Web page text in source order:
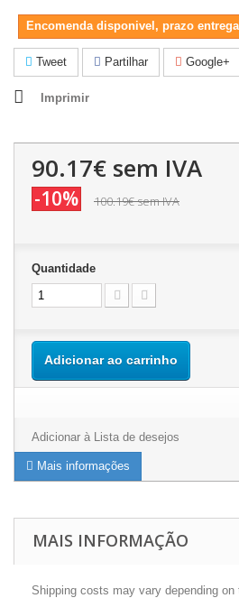
Encomenda disponivel, prazo
Tweet Partilhar Google+
Imprimir
90.17€ sem IVA
-10% 100.19€sem IVA
Quantidade
Adicionar ao carrinho
Adicionar à Lista de desejos
Mais informações
MAIS INFORMAÇÃO
Shipping costs may vary depending